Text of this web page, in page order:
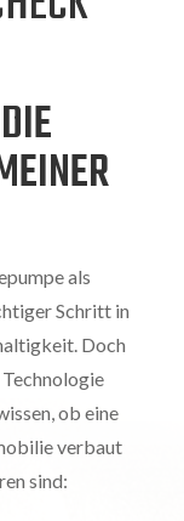
als
Schritt in
Doch
ob eine
verbaut
sind: